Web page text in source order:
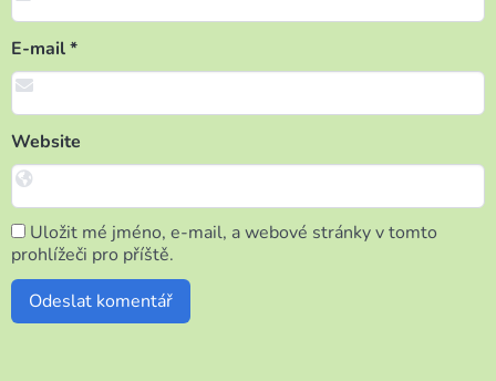
E-mail*
Website
Uložit mé jméno, e-mail, a webové stránky v tomto
prohlížeči pro příště.